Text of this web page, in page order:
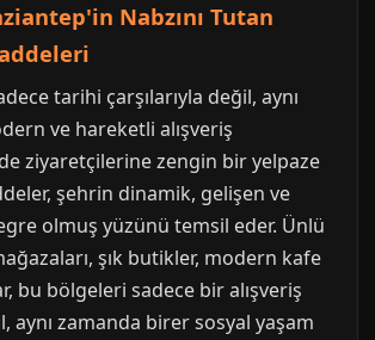
Nabzını Tutan
tarihi çarşılarıyla değil, aynı
ve hareketli alışveriş
ziyaretçilerine zengin bir yelpaze
şehrin dinamik, gelişen ve
olmuş yüzünü temsil eder. Ünlü
şık butikler, modern kafe
bu bölgeleri sadece bir alışveriş
aynı zamanda birer sosyal yaşam